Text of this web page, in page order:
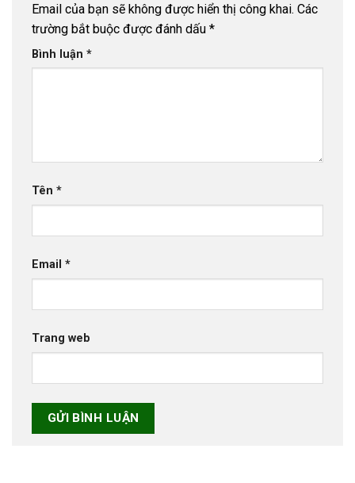
Email của bạn sẽ không được hiển thị công khai. Các
trường bắt buộc được đánh dấu *
Bình luận *
Tên *
Email *
Trang web